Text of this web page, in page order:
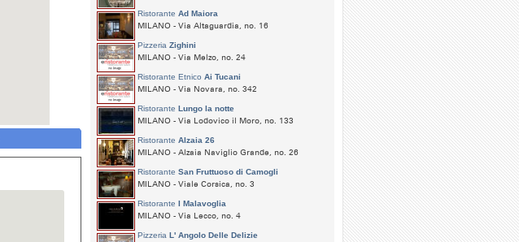
Ristorante Ad Maiora
MILANO - Via Altaguardia, no. 16
Pizzeria Zighini
MILANO - Via Melzo, no. 24
Ristorante Etnico Ai Tucani
MILANO - Via Novara, no. 342
Ristorante Lungo la notte
MILANO - Via Lodovico il Moro, no. 133
Ristorante Alzaia 26
MILANO - Alzaia Naviglio Grande, no. 26
Ristorante San Fruttuoso di Camogli
MILANO - Viale Corsica, no. 3
Ristorante I Malavoglia
MILANO - Via Lecco, no. 4
Pizzeria L' Angolo Delle Delizie